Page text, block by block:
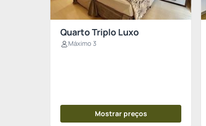
Quarto Triplo Luxo
Máximo 3
Mostrar preços